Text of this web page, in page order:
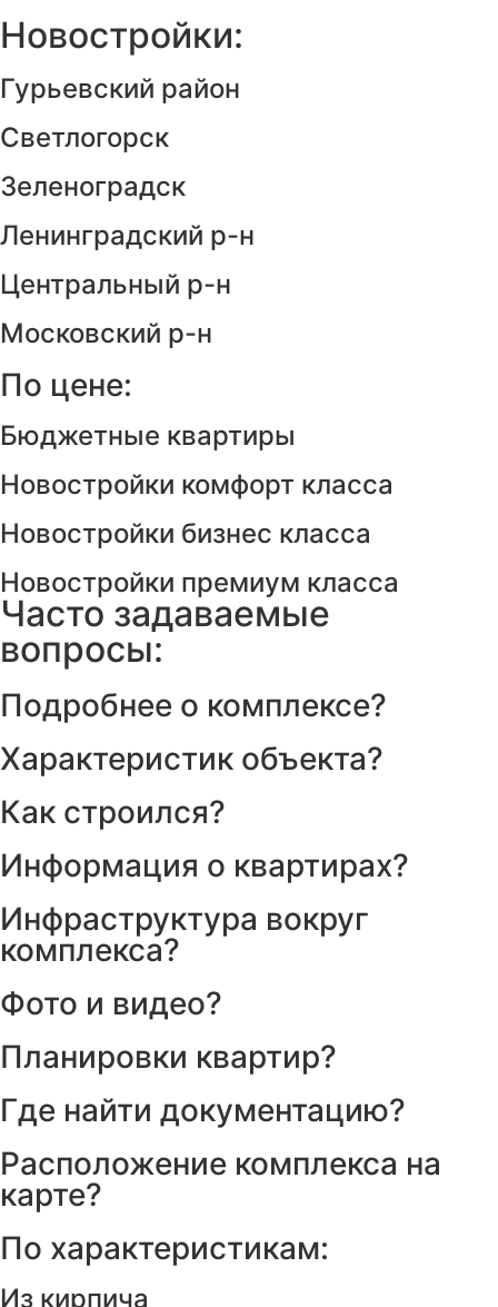
Новостройки:
Гурьевский район
Светлогорск
Зеленоградск
Ленинградский р-н
Центральный р-н
Московский р-н
По цене:
Бюджетные квартиры
Новостройки комфорт класса
Новостройки бизнес класса
Новостройки премиум класса
Часто задаваемые
вопросы:
Подробнее о комплексе?
Характеристик объекта?
Как строился?
Информация о квартирах?
Инфраструктура вокруг
комплекса?
Фото и видео?
Планировки квартир?
Где найти документацию?
Расположение комплекса на
карте?
По характеристикам:
Из кирпича